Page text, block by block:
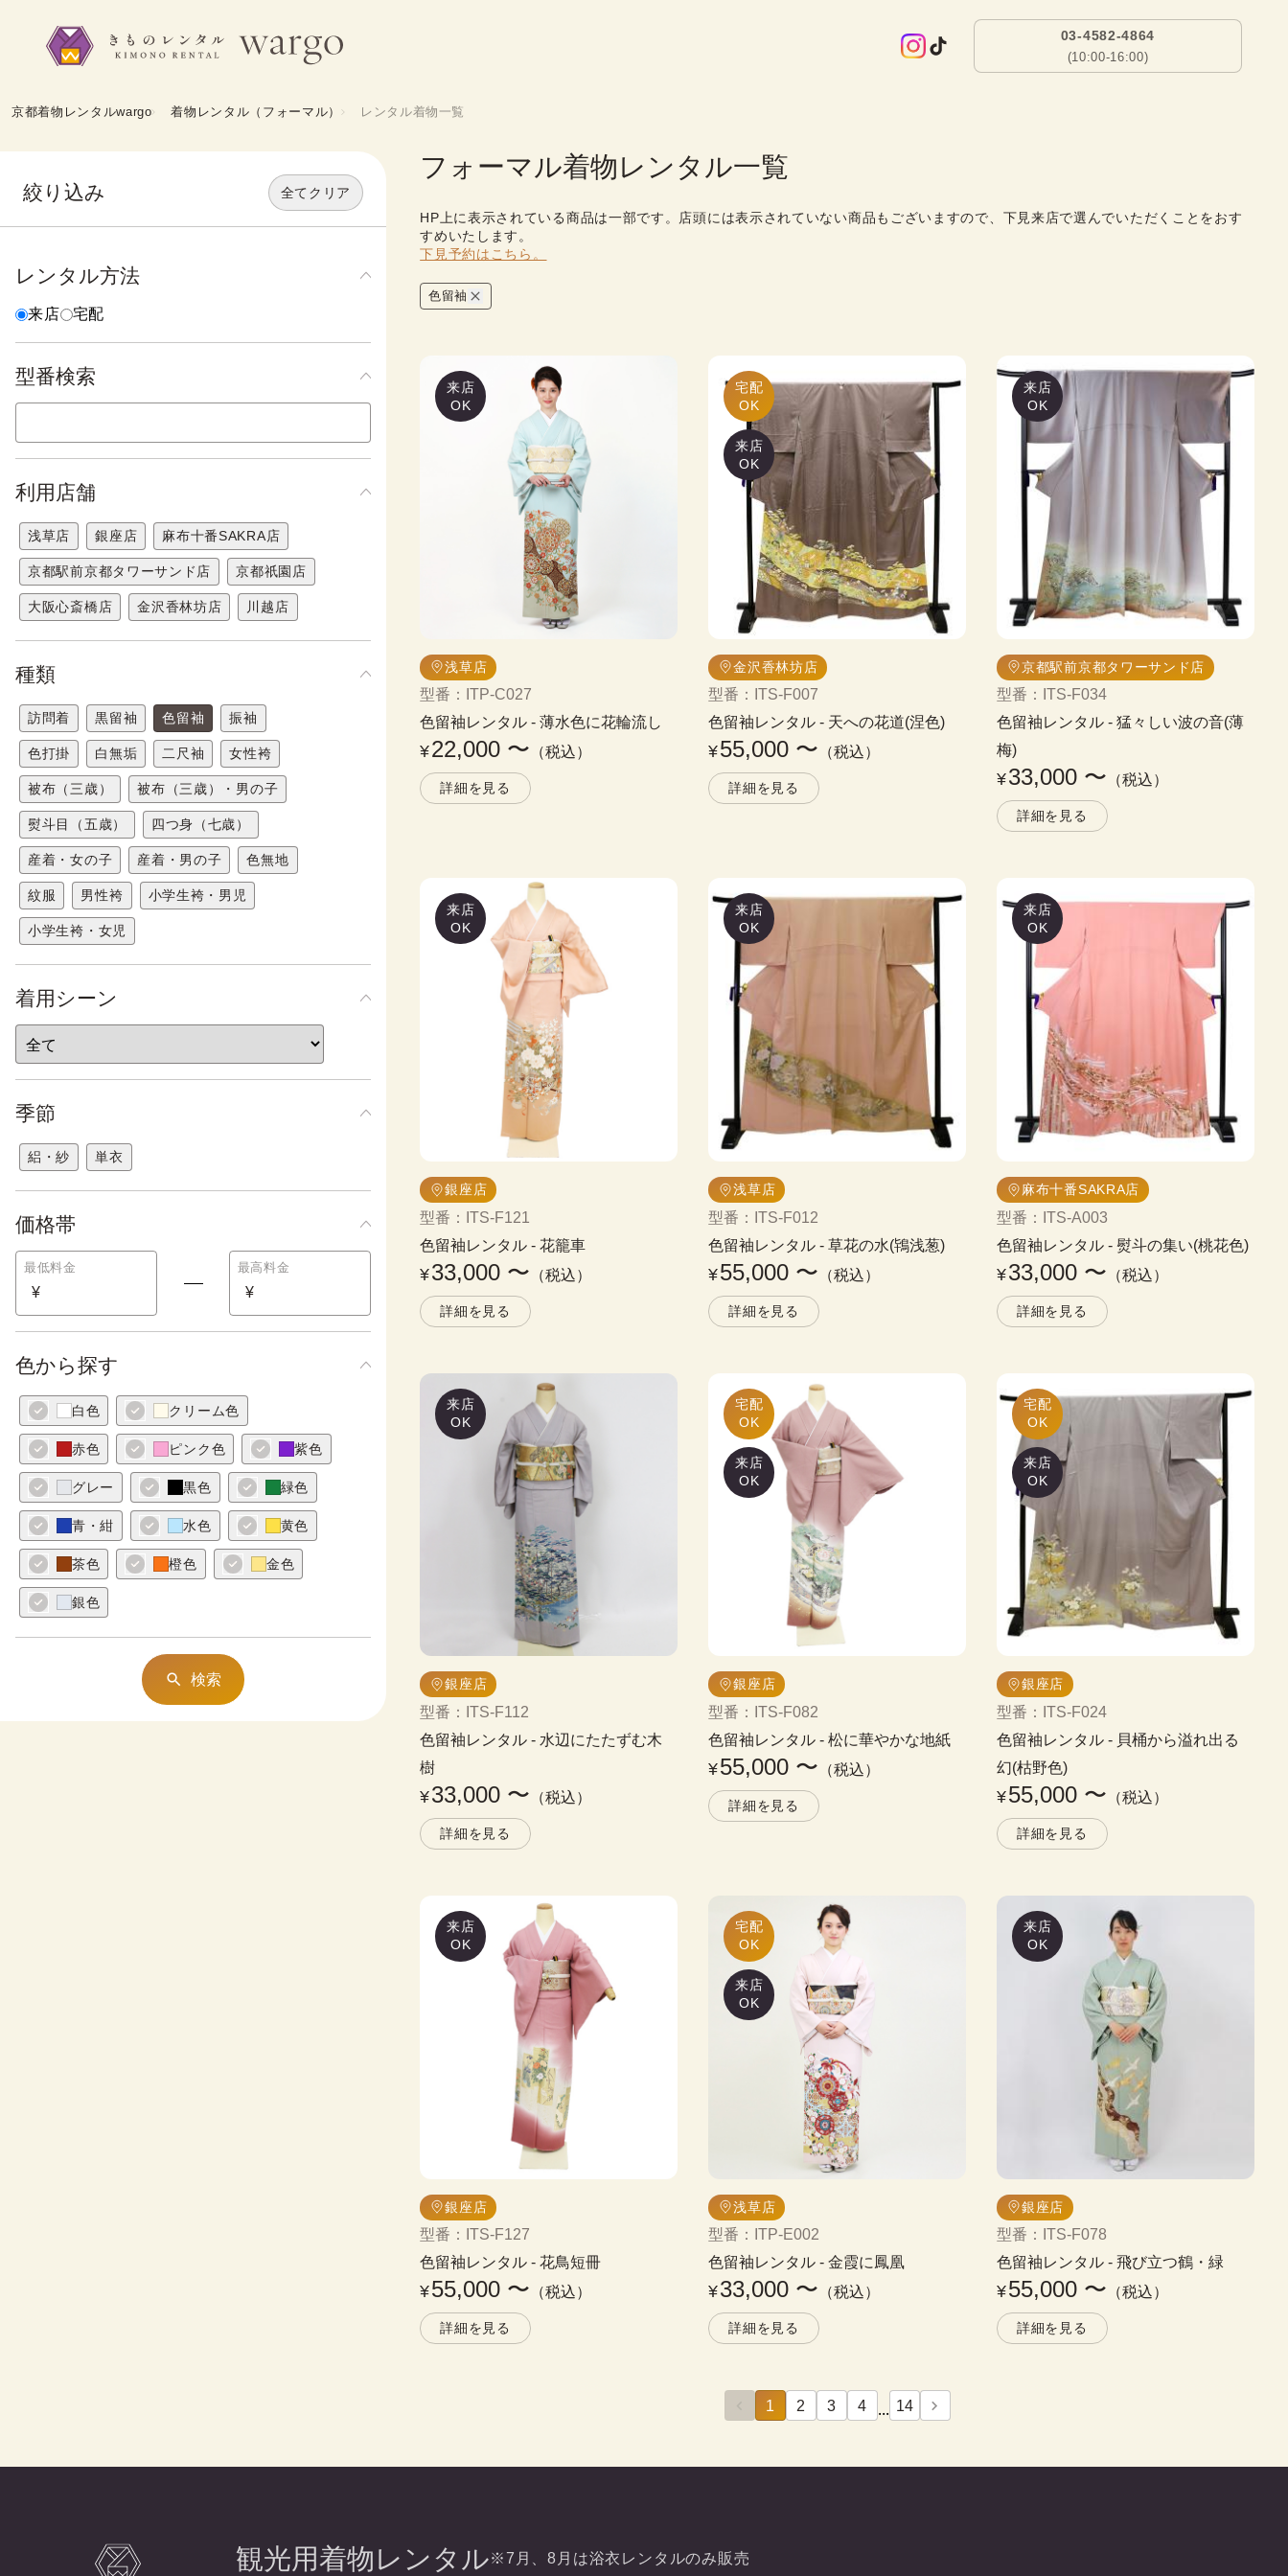
03-4582-4864
(10:00-16:00)
京都着物レンタルwargo 着物レンタル（フォーマル） レンタル着物一覧
絞り込み 全てクリア
レンタル方法
来店 宅配
型番検索
利用店舗
浅草店 銀座店 麻布十番SAKRA店
京都駅前京都タワーサンド店 京都祇園店
大阪心斎橋店 金沢香林坊店 川越店
種類
訪問着 黒留袖 色留袖 振袖
色打掛 白無垢 二尺袖 女性袴
被布（三歳） 被布（三歳）・男の子
熨斗目（五歳） 四つ身（七歳）
産着・女の子 産着・男の子 色無地
紋服 男性袴 小学生袴・男児
小学生袴・女児
着用シーン
季節
絽・紗 単衣
価格帯
最低料金
¥
最高料金
¥
色から探す
白色 クリーム色
赤色 ピンク色 紫色
グレー 黒色 緑色
青・紺 水色 黄色
茶色 橙色 金色
銀色
検索
フォーマル着物レンタル一覧
HP上に表示されている商品は一部です。店頭には表示されていない商品もございますので、下見来店で選んでいただくことをおす
すめいたします。
下見予約はこちら。
色留袖
来店
OK
浅草店
型番 ：
ITP-C027
色留袖レンタル - 薄水色に花輪流し
¥22,000 〜 （税込）
詳細を見る
宅配
OK
来店
OK
金沢香林坊店
型番 ：
ITS-F007
色留袖レンタル - 天への花道(涅色)
¥55,000 〜 （税込）
詳細を見る
来店
OK
京都駅前京都タワーサンド店
型番 ：
ITS-F034
色留袖レンタル - 猛々しい波の音(薄
梅)
¥33,000 〜 （税込）
詳細を見る
来店
OK
銀座店
型番 ：
ITS-F121
色留袖レンタル - 花籠車
¥33,000 〜 （税込）
詳細を見る
来店
OK
浅草店
型番 ：
ITS-F012
色留袖レンタル - 草花の水(鴇浅葱)
¥55,000 〜 （税込）
詳細を見る
来店
OK
麻布十番SAKRA店
型番 ：
ITS-A003
色留袖レンタル - 熨斗の集い(桃花色)
¥33,000 〜 （税込）
詳細を見る
来店
OK
銀座店
型番 ：
ITS-F112
色留袖レンタル - 水辺にたたずむ木
樹
¥33,000 〜 （税込）
詳細を見る
宅配
OK
来店
OK
銀座店
型番 ：
ITS-F082
色留袖レンタル - 松に華やかな地紙
¥55,000 〜 （税込）
詳細を見る
宅配
OK
来店
OK
銀座店
型番 ：
ITS-F024
色留袖レンタル - 貝桶から溢れ出る
幻(枯野色)
¥55,000 〜 （税込）
詳細を見る
来店
OK
銀座店
型番 ：
ITS-F127
色留袖レンタル - 花鳥短冊
¥55,000 〜 （税込）
詳細を見る
宅配
OK
来店
OK
浅草店
型番 ：
ITP-E002
色留袖レンタル - 金霞に鳳凰
¥33,000 〜 （税込）
詳細を見る
来店
OK
銀座店
型番 ：
ITS-F078
色留袖レンタル - 飛び立つ鶴・緑
¥55,000 〜 （税込）
詳細を見る
1 2 3 4 ... 14
観光用着物レンタル※7月、8月は浴衣レンタルのみ販売